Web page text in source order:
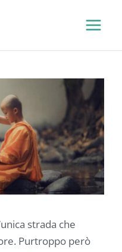
strada che
Purtroppo però